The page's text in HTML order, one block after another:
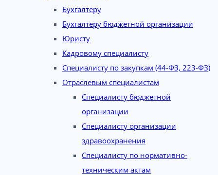
Бухгалтеру
Бухгалтеру бюджетной организации
Юристу
Кадровому специалисту
Специалисту по закупкам (44-ФЗ, 223-ФЗ)
Отраслевым специалистам
Специалисту бюджетной
организации
Специалисту организации
здравоохранения
Специалисту по нормативно-
техническим актам